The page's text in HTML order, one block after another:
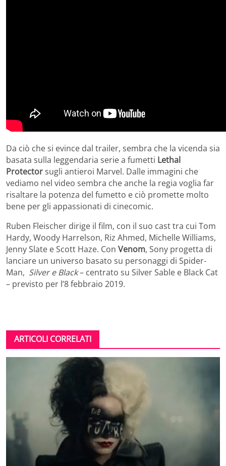
Da ciò che si evince dal trailer, sembra che la vicenda sia
basata sulla leggendaria serie a fumetti Lethal
Protectorsugli antieroi Marvel. Dalle immagini che
vediamo nel video sembra che anche la regia voglia far
risaltare la potenza del fumetto e ciò promette molto
bene per gli appassionati di cinecomic.
Ruben Fleischer dirige il film, con il suo cast tra cui Tom
Hardy, Woody Harrelson, Riz Ahmed, Michelle Williams,
Jenny Slate e Scott Haze. Con Venom, Sony progetta di
lanciare un universo basato su personaggi di Spider-
Man, Silver e Black– centrato su Silver Sable e Black Cat
– previsto per l’8 febbraio 2019.
ARTICOLI CORRELATI